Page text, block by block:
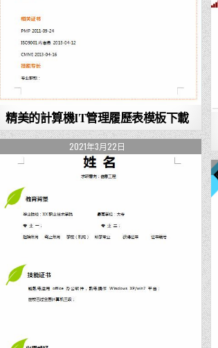
精美的計算機IT管理履歷表模板下載
2021年3月22日